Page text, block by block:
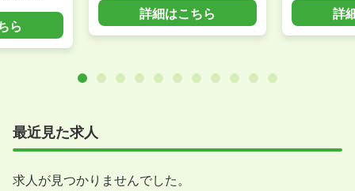
ら
詳細はこちら 詳
最近見た求人
求人が見つかりませんでした。